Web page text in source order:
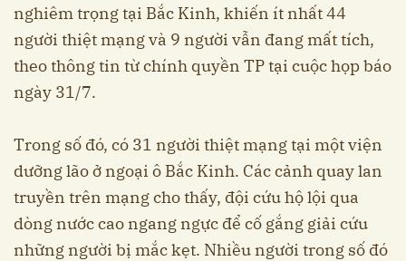
nghiêm trọng tại Bắc Kinh, khiến ít nhất 44
người thiệt mạng và 9 người vẫn đang mất tích,
theo thông tin từ chính quyền TP tại cuộc họp báo
ngày 31/7.
Trong số đó, có 31 người thiệt mạng tại một viện
dưỡng lão ở ngoại ô Bắc Kinh. Các cảnh quay lan
truyền trên mạng cho thấy, đội cứu hộ lội qua
dòng nước cao ngang ngực để cố gắng giải cứu
những người bị mắc kẹt. Nhiều người trong số đó